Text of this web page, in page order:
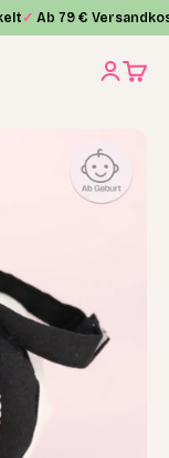
✓ Ab 79 €
Login
Cart